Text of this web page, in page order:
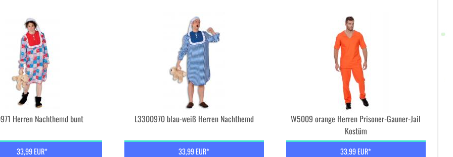
Herren Nachthemd bunt
33,99 EUR*
L3300970 blau-weiß Herren Nachthemd
33,99 EUR*
W5009 orange Herren Prisoner-Gauner-Jail
Kostüm
33,99 EUR*